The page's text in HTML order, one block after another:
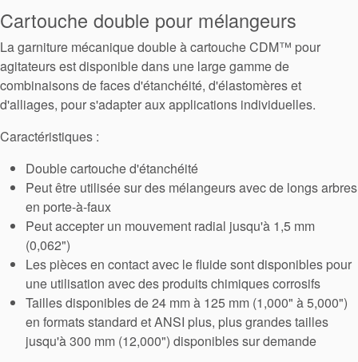
tresses
d’étanchéité
Système de
support de
joint
Remise à
neuf des
joints
Cartouche double pour mélangeurs
La garniture mécanique double à cartouche CDM™ pour
agitateurs est disponible dans une large gamme de
combinaisons de faces d'étanchéité, d'élastomères et
d'alliages, pour s'adapter aux applications individuelles.
Caractéristiques :
Double cartouche d'étanchéité
Peut être utilisée sur des mélangeurs avec de longs arbres
en porte-à-faux
Peut accepter un mouvement radial jusqu'à 1,5 mm
(0,062")
Les pièces en contact avec le fluide sont disponibles pour
une utilisation avec des produits chimiques corrosifs
Tailles disponibles de 24 mm à 125 mm (1,000" à 5,000")
en formats standard et ANSI plus, plus grandes tailles
jusqu'à 300 mm (12,000") disponibles sur demande